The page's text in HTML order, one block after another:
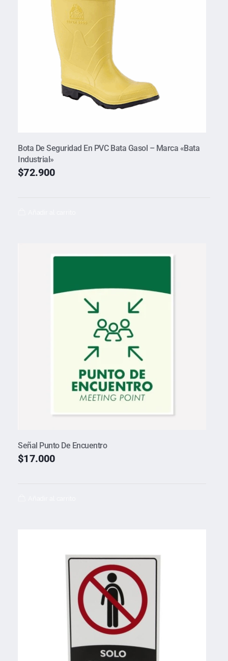
Bota De Seguridad En PVC Bata Gasol – Marca «Bata
Industrial»
$72.900
Señal Punto De Encuentro
$17.000